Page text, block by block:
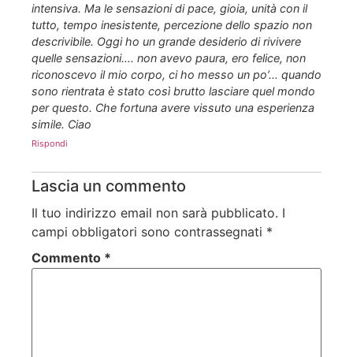
intensiva. Ma le sensazioni di pace, gioia, unità con il
tutto, tempo inesistente, percezione dello spazio non
descrivibile. Oggi ho un grande desiderio di rivivere
quelle sensazioni…. non avevo paura, ero felice, non
riconoscevo il mio corpo, ci ho messo un po’… quando
sono rientrata è stato così brutto lasciare quel mondo
per questo. Che fortuna avere vissuto una esperienza
simile. Ciao
Rispondi
Lascia un commento
Il tuo indirizzo email non sarà pubblicato. I
campi obbligatori sono contrassegnati *
Commento *